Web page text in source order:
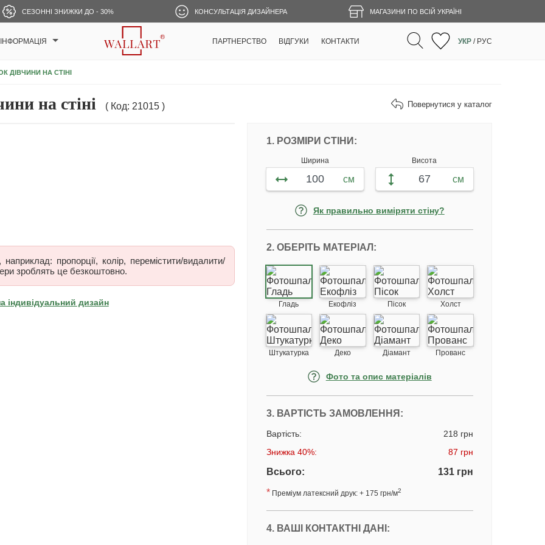
СЕЗОННІ ЗНИЖКИ ДО - 30% КОНСУЛЬТАЦІЯ ДИЗАЙНЕРА МАГАЗИНИ ПО ВСІЙ УКРАЇНІ
ІНФОРМАЦІЯ ПАРТНЕРСТВО ВІДГУКИ КОНТАКТИ УКР / РУС
ДІВЧИНИ НА СТІНІ
на стіні ( Код: 21015 ) Повернутися у каталог
пропорції, колір, перемістити/видалити/
зроблять це безкоштовно.
індивідуальний дизайн
1. РОЗМІРИ СТІНИ:
Ширина
см
Висота
см
Як правильно виміряти стіну?
2. ОБЕРІТЬ МАТЕРІАЛ:
Гладь Екофліз Пісок Холст
Штукатурка Деко Діамант Прованс
Фото та опис матеріалів
3. ВАРТІСТЬ ЗАМОВЛЕННЯ:
Вартість:
218 грн
Знижка 40%:
87 грн
Всього:
131 грн
* Преміум латексний друк: + 175 грн/м2
4. ВАШІ КОНТАКТНІ ДАНІ: